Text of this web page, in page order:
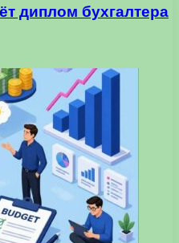
диплом бухгалтера